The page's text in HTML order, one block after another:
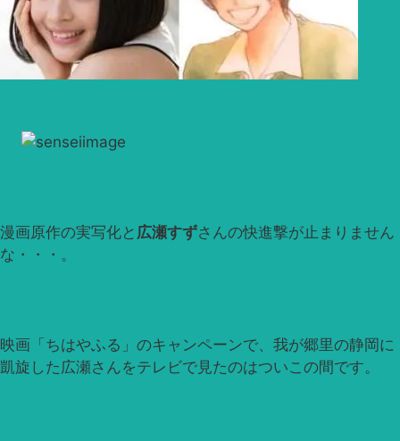
漫画原作の実写化と 広瀬すずさんの快進撃が止まりません
な・・・。
映画「ちはやふる」のキャンペーンで、我が郷里の静岡に
凱旋した広瀬さんをテレビで見たのはついこの間です。